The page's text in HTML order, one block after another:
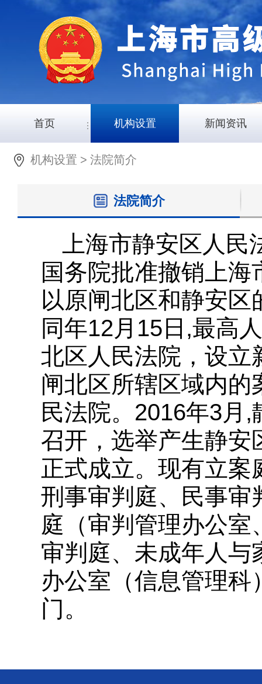
首页 机构设置 新闻资讯
机构设置 > 法院简介
法院简介
上海市静安区人
国务院批准撤销上
以原闸北区和静安
同年12月15日,最高
北区人民法院，设立
闸北区所辖区域内
民法院。2016年3月
召开，选举产生静安
正式成立。现有立
刑事审判庭、民事审
庭（审判管理办公
审判庭、未成年人与
办公室（信息管理
门。